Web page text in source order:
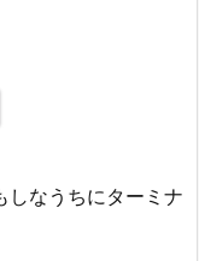
しなうちにターミナ